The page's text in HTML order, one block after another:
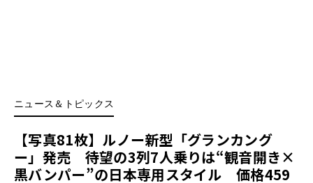
ニュース＆トピックス
【写真81枚】ルノー新型「グランカング
ー」発売 待望の3列7人乗りは“観音開き×
黒バンパー”の日本専用スタイル 価格459